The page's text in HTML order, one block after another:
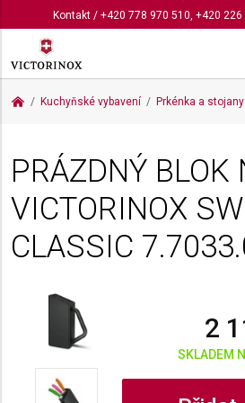
Kontakt/ +420 778 970 510, +420 226
Kuchyňské vybavení Prkénka a stojany
PRÁZDNÝ BLOK
VICTORINOX
CLASSIC
2
SKLADEM